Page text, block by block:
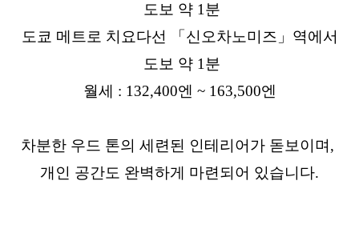
도보 약 1분
도쿄 메트로 치요다선 「신오차노미즈」역에서
도보 약 1분
월세 : 132,400엔 ~ 163,500엔
차분한 우드 톤의 세련된 인테리어가 돋보이며,
개인 공간도 완벽하게 마련되어 있습니다.